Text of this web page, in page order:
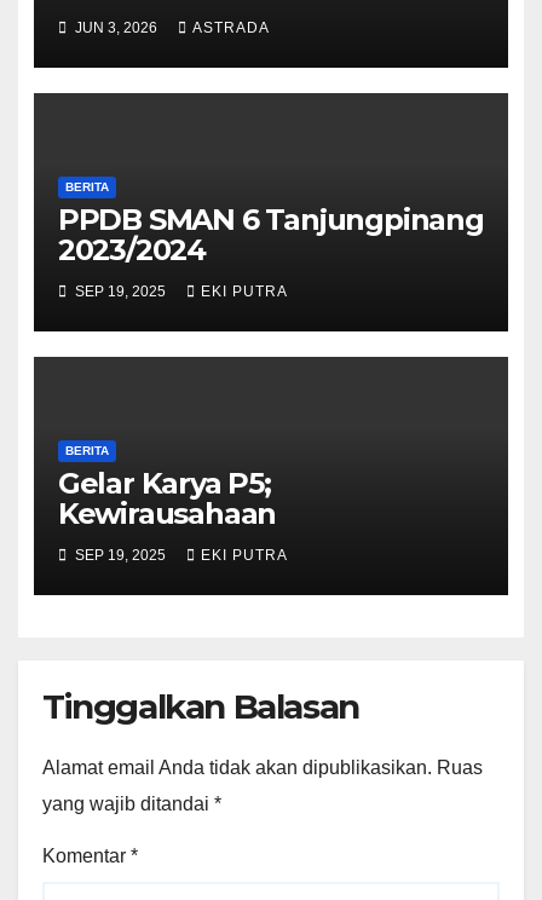
JUN 3, 2026 ASTRADA
BERITA
PPDB SMAN 6 Tanjungpinang
2023/2024
SEP 19, 2025 EKI PUTRA
BERITA
Gelar Karya P5;
Kewirausahaan
SEP 19, 2025 EKI PUTRA
Tinggalkan Balasan
Alamat email Anda tidak akan dipublikasikan. Ruas
yang wajib ditandai *
Komentar *